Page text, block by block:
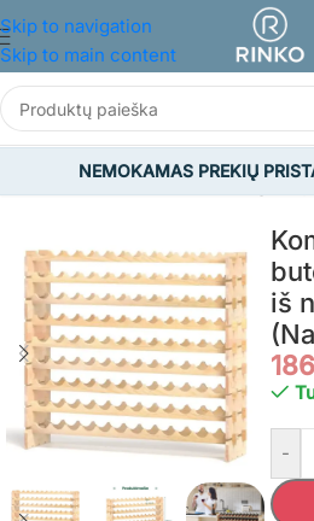
Skip to navigation
Skip to main content
NEMOKAMAS PREKIŲ
BALDAI/Virtuvės ir
iš
-